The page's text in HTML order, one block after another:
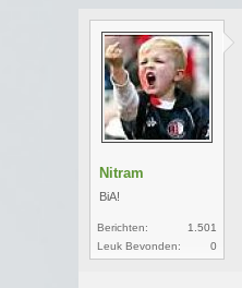
Nitram
BiA!
Berichten:
1.501
Leuk Bevonden:
0